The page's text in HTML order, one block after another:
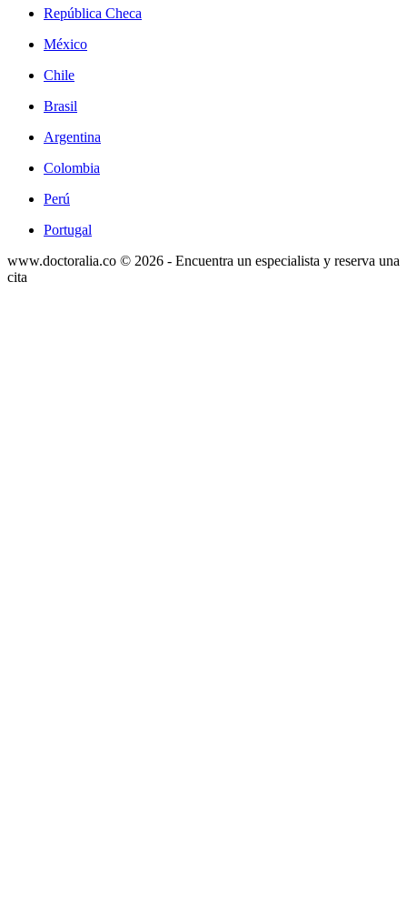
República Checa
México
Chile
Brasil
Argentina
Colombia
Perú
Portugal
www.doctoralia.co © 2026 - Encuentra un especialista y reserva una
cita